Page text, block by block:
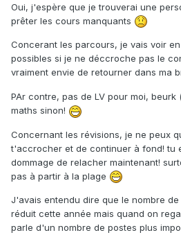
Oui, j'espère que je trouverai une
prêter les cours manquants
Concerant les parcours, je vais voir
possibles si je ne déccroche pas le
vraiment envie de retourner dans ma
PAr contre, pas de LV pour moi, beurk
maths sinon!
Concernant les révisions, je ne peux
t'accrocher et de continuer à fond! tu
dommage de relacher maintenant!
pas à partir à la plage
J'avais entendu dire que le nombre
réduit cette année mais quand on
parle d'un nombre de postes plus